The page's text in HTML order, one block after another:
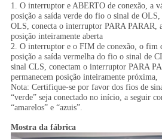
1. O interruptor e ABERTO de conexão, a
posição a saída verde do fio o sinal de
OLS, conecta o interruptor PARA PARAR,
posição inteiramente aberta
2. O interruptor e o FIM de conexão, o fim
posição a saída vermelha do fio o sinal de
sinal CLS, conectam o interruptor PARA
permanecem posição inteiramente próxima,
Nota: Certifique-se por favor dos fios de
“verde” seja conectado no início, a seguir
“amarelos” e “azuis”.
Mostra da fábrica